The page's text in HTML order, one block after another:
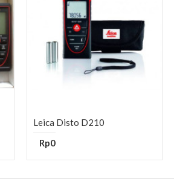
Leica Disto D210
Rp0